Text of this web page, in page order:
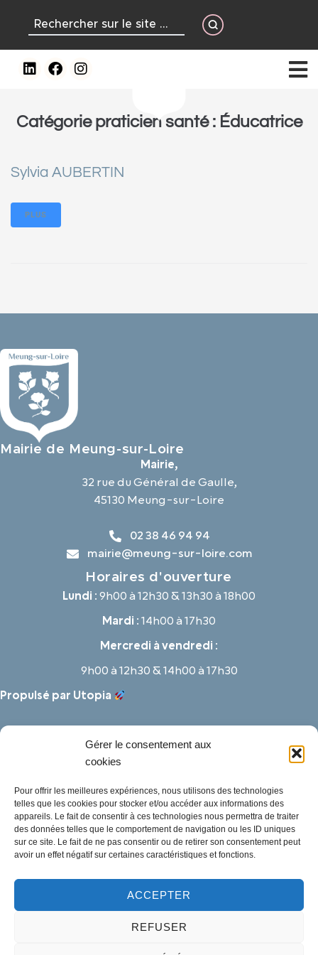
Gérer le consentement aux
cookies
Pour offrir les meilleures expériences, nous utilisons des technologies
telles que les cookies pour stocker et/ou accéder aux informations des
appareils. Le fait de consentir à ces technologies nous permettra de traiter
des données telles que le comportement de navigation ou les ID uniques
sur ce site. Le fait de ne pas consentir ou de retirer son consentement peut
avoir un effet négatif sur certaines caractéristiques et fonctions.
ACCEPTER
REFUSER
principal
Catégorie praticien santé : Éducatrice
Sylvia AUBERTIN
PLUS
Mairie de Meung-sur-Loire
Mairie,
32 rue du Général de Gaulle,
45130 Meung-sur-Loire
02 38 46 94 94
mairie@meung-sur-loire.com
Horaires d'ouverture
Lundi :9h00 à 12h30 & 13h30 à 18h00
Mardi :14h00 à 17h30
Mercredi à vendredi :
9h00 à 12h30 & 14h00 à 17h30
Propulsé par Utopia
Mentions légales
Politique des cookies
Traitement de données personnelles